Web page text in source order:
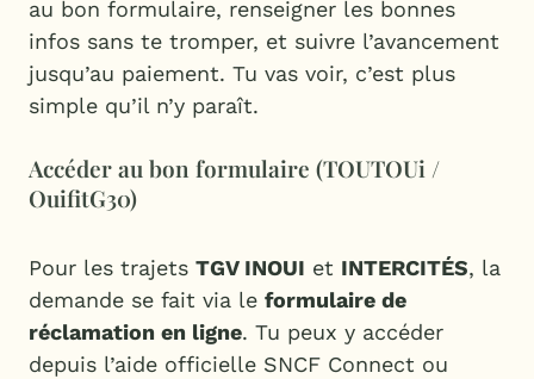
au bon formulaire, renseigner les bonnes
infos sans te tromper, et suivre l’avancement
jusqu’au paiement. Tu vas voir, c’est plus
simple qu’il n’y paraît.
Accéder au bon formulaire (TOUTOUi /
OuifitG30)
Pour les trajets TGV INOUI et INTERCITÉS, la
demande se fait via le formulaire de
réclamation en ligne. Tu peux y accéder
depuis l’aide officielle SNCF Connect ou